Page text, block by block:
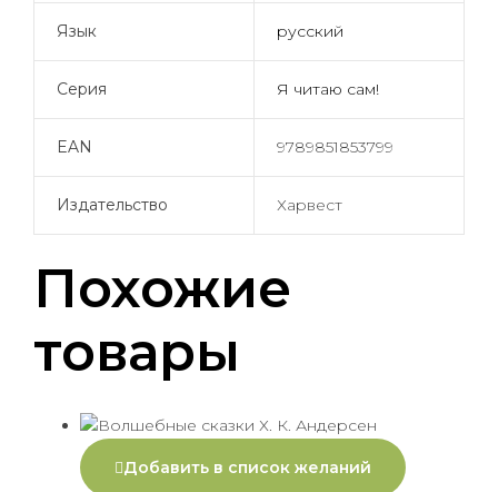
Язык русский
Серия Я читаю сам!
EAN 9789851853799
Издательство Харвест
Похожие
товары
Добавить в список желаний